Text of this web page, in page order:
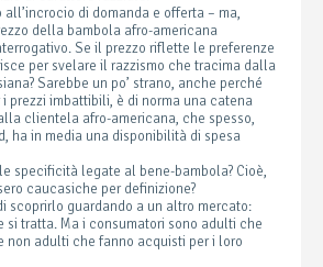
all’incrocio di domanda e offerta – ma,
della bambola afro-americana
Se il prezzo riflette le preferenze
per svelare il razzismo che tracima dalla
Sarebbe un po’ strano, anche perché
prezzi imbattibili, è di norma una catena
clientela afro-americana, che spesso,
ha in media una disponibilità di spesa
specificità legate al bene-bambola? Cioè,
caucasiche per definizione?
scoprirlo guardando a un altro mercato:
si tratta. Ma i consumatori sono adulti che
non adulti che fanno acquisti per i loro